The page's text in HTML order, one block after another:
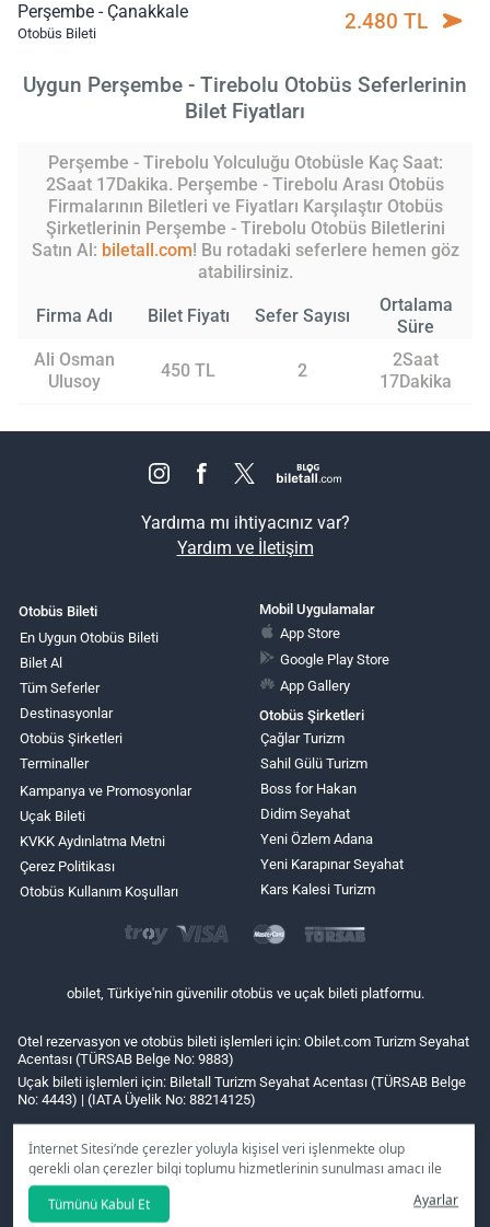
İnternet Sitesi’nde çerezler yoluyla kişisel veri işlenmekte olup
gerekli olan çerezler bilgi toplumu hizmetlerinin sunulması amacı ile
kullanılmaktadır. Tercihleriniz doğrultusunda size özel
kişiselleştirilmiş çerezleri ve özel kampanyaları
seçeneğine
Tümünü Kabul Et Ayarlar
Perşembe - Çanakkale
Otobüs Bileti 2.480 TL
Uygun Perşembe - Tirebolu Otobüs Seferlerinin
Bilet Fiyatları
Perşembe - Tirebolu Yolculuğu Otobüsle Kaç Saat:
2Saat 17Dakika. Perşembe - Tirebolu Arası Otobüs
Firmalarının Biletleri ve Fiyatları Karşılaştır Otobüs
Şirketlerinin Perşembe - Tirebolu Otobüs Biletlerini
Satın Al: biletall.com! Bu rotadaki seferlere hemen göz
atabilirsiniz.
Firma Adı Bilet Fiyatı Sefer Sayısı
Ortalama
Süre
Ali Osman
Ulusoy
450 TL 2
2Saat
17Dakika
Yardıma mı ihtiyacınız var?
Yardım ve İletişim
Otobüs Bileti
En Uygun Otobüs Bileti
Bilet Al
Tüm Seferler
Destinasyonlar
Otobüs Şirketleri
Terminaller
Kampanya ve Promosyonlar
Uçak Bileti
KVKK Aydınlatma Metni
Çerez Politikası
Otobüs Kullanım Koşulları
Mobil Uygulamalar
App Store
Google Play Store
App Gallery
Otobüs Şirketleri
Çağlar Turizm
Sahil Gülü Turizm
Boss for Hakan
Didim Seyahat
Yeni Özlem Adana
Yeni Karapınar Seyahat
Kars Kalesi Turizm
obilet, Türkiye'nin güvenilir otobüs ve uçak bileti platformu.
Otel rezervasyon ve otobüs bileti işlemleri için: Obilet.com Turizm Seyahat
Acentası (TÜRSAB Belge No: 9883)
Uçak bileti işlemleri için: Biletall Turizm Seyahat Acentası (TÜRSAB Belge
No: 4443) | (IATA Üyelik No: 88214125)